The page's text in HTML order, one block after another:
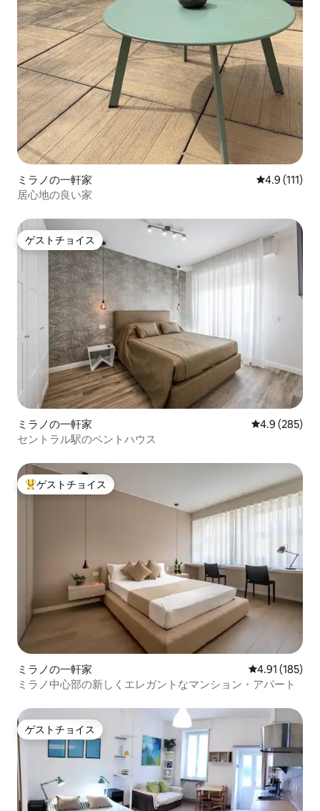
ミラノの一軒家 レビュー111
4.9 (111)
居心地の良い家
ゲストチョイス
ゲストチョイス
ミラノの一軒家 レビュー285
4.9 (285)
セントラル駅のペントハウス
大好評のゲストチョイスです。
ゲストチョイス
ミラノの一軒家 レビュー185
4.91 (185)
ミラノ中心部の新しくエレガントなマンション・アパート
ゲストチョイス
ゲストチョイス